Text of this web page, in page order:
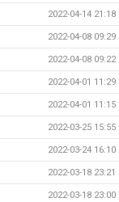
2022-04-14 21:18
2022-04-08 09:29
2022-04-08 09:22
2022-04-01 11:29
2022-04-01 11:15
2022-03-25 15:55
2022-03-24 16:10
2022-03-18 23:21
2022-03-18 23:00